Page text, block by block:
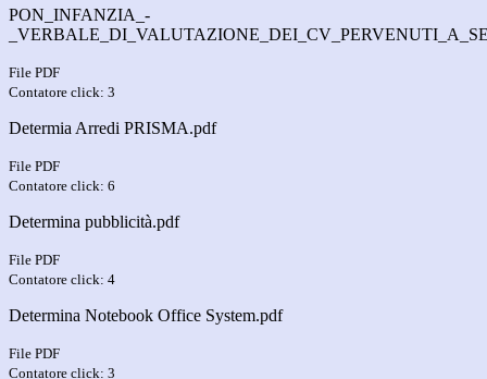
PON_INFANZIA_-
File PDF
Contatore click: 3
Determia Arredi PRISMA.pdf
File PDF
Contatore click: 6
Determina pubblicità.pdf
File PDF
Contatore click: 4
Determina Notebook Office System.pdf
File PDF
Contatore click: 3